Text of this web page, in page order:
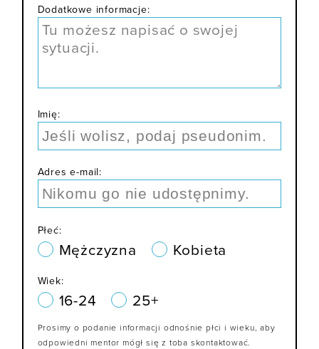
Dodatkowe informacje:
Imię:
Adres e-mail:
Płeć:
Mężczyzna Kobieta
Wiek:
16-24 25+
Prosimy o podanie informacji odnośnie płci i wieku, aby
odpowiedni mentor mógł się z toba skontaktować.